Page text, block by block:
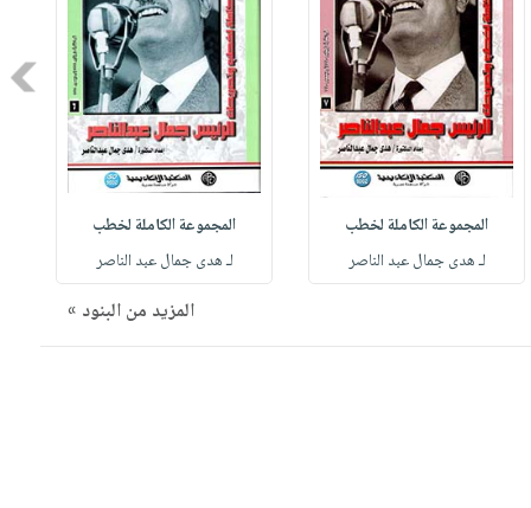
المجموعة الكاملة لخطب
لـ هدى جمال عبد الناصر
المجموعة الكاملة لخطب
لـ هدى جمال عبد الناصر
المزيد من البنود »